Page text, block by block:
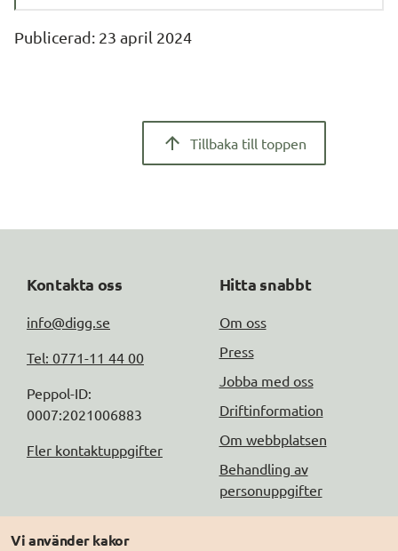
Vi använder kakor
Publicerad: 23 april 2024
Tillbaka till toppen
Kontakta oss
info@digg.se
Tel: 0771-11 44 00
Peppol-ID:
0007:2021006883
Fler kontaktuppgifter
Hitta snabbt
Om oss
Press
Jobba med oss
Driftinformation
Om webbplatsen
Behandling av
personuppgifter
Följ oss